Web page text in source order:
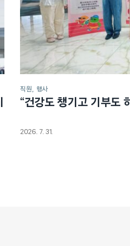
직원 행사
“건강도 챙기고 기부도
2026. 7. 31.